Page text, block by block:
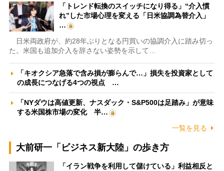
「トレンド転換のスイッチになり得る」“介入慣
れ”した市場心理を変える「日米協調為替介入」
…
日米両政府が、約28年ぶりとなる円買いの協調介入に踏み切っ
た。米国も追加介入を辞さない姿勢を示して…
「キオクシア急落で含み損が膨らんで…」損失を投資家として
の成長につなげる4つの視点 …
「NYダウは高値更新、ナスダック・S&P500は足踏み」が意味
する米国株市場の変化 半…
一覧を見る
大前研一「ビジネス新大陸」の歩き方
「イラン戦争を利用して儲けている」利益相反と